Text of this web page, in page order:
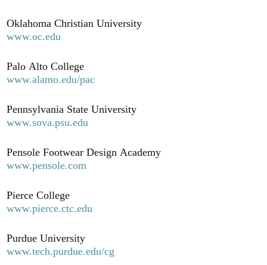
Oklahoma Christian University
www.oc.edu
Palo Alto College
www.alamo.edu/pac
Pennsylvania State University
www.sova.psu.edu
Pensole Footwear Design Academy
www.pensole.com
Pierce College
www.pierce.ctc.edu
Purdue University
www.tech.purdue.edu/cg